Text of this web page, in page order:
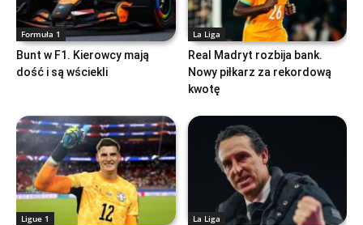
Formuła 1
Bunt w F1. Kierowcy mają
dość i są wściekli
La Liga
Real Madryt rozbija bank.
Nowy piłkarz za rekordową
kwotę
Ligue 1 La Liga